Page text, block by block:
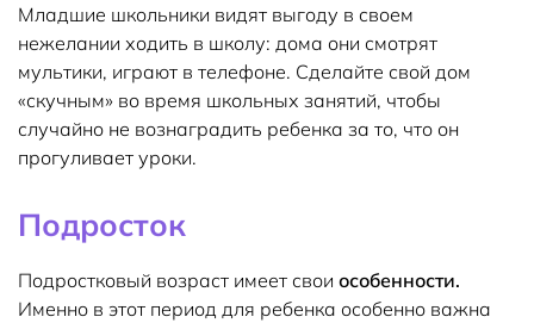
Младшие школьники видят выгоду в своем
нежелании ходить в школу: дома они смотрят
мультики, играют в телефоне. Сделайте свой дом
«скучным» во время школьных занятий, чтобы
случайно не вознаградить ребенка за то, что он
прогуливает уроки.
Подросток
Подростковый возраст имеет свои особенности.
Именно в этот период для ребенка особенно важна